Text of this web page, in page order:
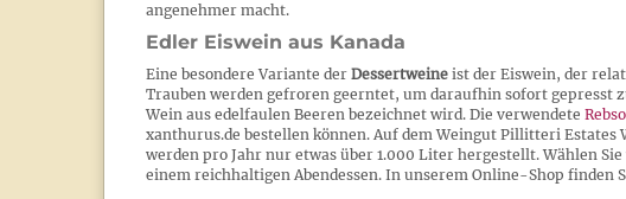
angenehmer macht.
Edler Eiswein aus Kanada
Eine besondere Variante der Dessertweine ist der Eiswein, der
Trauben werden gefroren geerntet, um daraufhin sofort gepresst
Wein aus edelfaulen Beeren bezeichnet wird. Die verwendete
xanthurus.de bestellen können. Auf dem Weingut Pillitteri
werden pro Jahr nur etwas über 1.000 Liter hergestellt. Wählen
einem reichhaltigen Abendessen. In unserem Online-Shop finden